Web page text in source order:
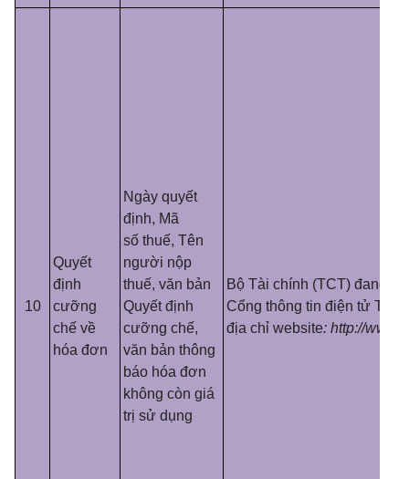
10
Quyết
định
cưỡng
chế về
hóa đơn
Ngày quyết
định, Mã
số thuế, Tên
người nộp
thuế, văn bản
Quyết định
cưỡng chế,
văn bản thông
báo hóa đơn
không còn giá
trị sử dụng
Bộ Tài chính (TCT) đang
Cổng thông tin điện tử
địa chỉ website: http://